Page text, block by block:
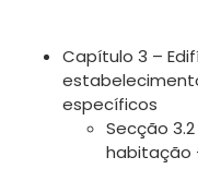
Capítulo 3 –
específicos
Secção
habitação